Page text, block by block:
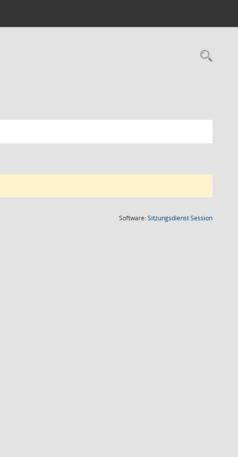
Software:SitzungsdienstSession(Wird in